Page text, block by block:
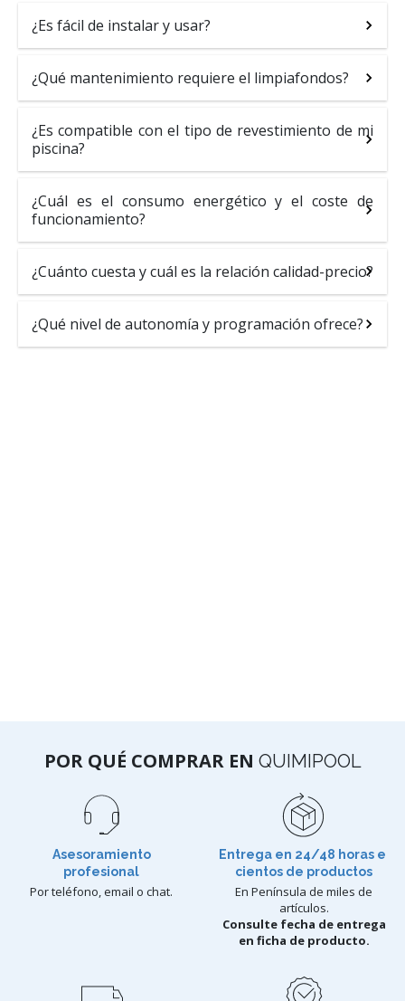
¿Es fácil de instalar y usar?
¿Qué mantenimiento requiere el limpiafondos?
¿Es compatible con el tipo de revestimiento de mi
piscina?
¿Cuál es el consumo energético y el coste de
funcionamiento?
¿Cuánto cuesta y cuál es la relación calidad-precio?
¿Qué nivel de autonomía y programación ofrece?
POR QUÉ COMPRAR EN QUIMIPOOL
Asesoramiento
profesional
Por teléfono, email o chat.
Entrega en 24/48 horas e
cientos de productos
En Península de miles de
artículos.
Consulte fecha de entrega
en ficha de producto.